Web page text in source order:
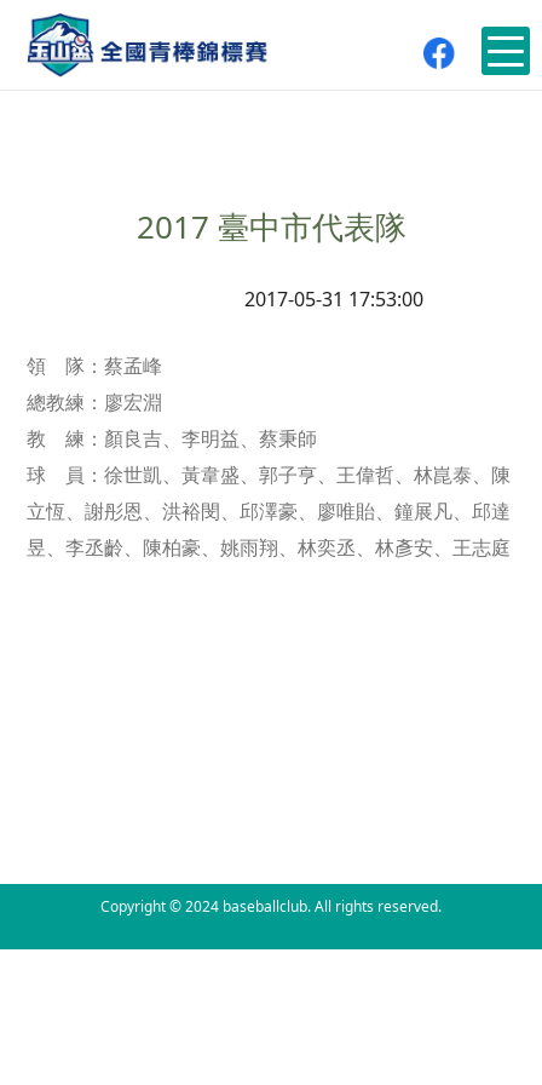
2017 臺中市代表隊
2017-05-31 17:53:00
領 隊：蔡孟峰
總教練：廖宏淵
教 練：顏良吉、李明益、蔡秉師
球 員：徐世凱、黃韋盛、郭子亨、王偉哲、林崑泰、陳
立恆、謝彤恩、洪裕閔、邱澤豪、廖唯貽、鐘展凡、邱達
昱、李丞齡、陳柏豪、姚雨翔、林奕丞、林彥安、王志庭
Copyright © 2024 baseballclub. All rights reserved.